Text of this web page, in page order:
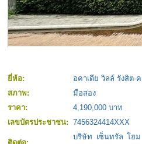
ยี่ห้อ: อคาเดีย วิลล์ รังสิต-
สภาพ:
มือสอง
ราคา:
4,190,000 บาท
เลขบัตรประชาชน: 7456324414XXX
บริษัท เซ็นทรัล โฮ